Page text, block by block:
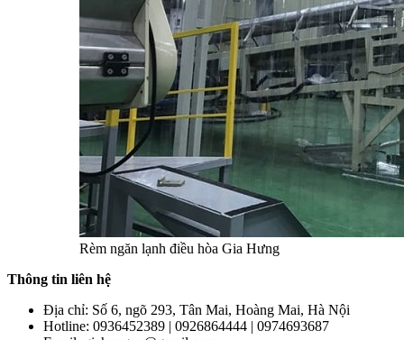
Rèm ngăn lạnh điều hòa Gia Hưng
Thông tin liên hệ
Địa chỉ: Số 6, ngõ 293, Tân Mai, Hoàng Mai, Hà Nội
Hotline: 0936452389 | 0926864444 | 0974693687